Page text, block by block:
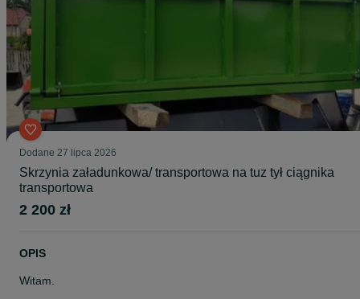
Dodane 27 lipca 2026
Skrzynia załadunkowa/ transportowa na tuz tył ciągnika
transportowa
2 200 zł
OPIS
Witam.